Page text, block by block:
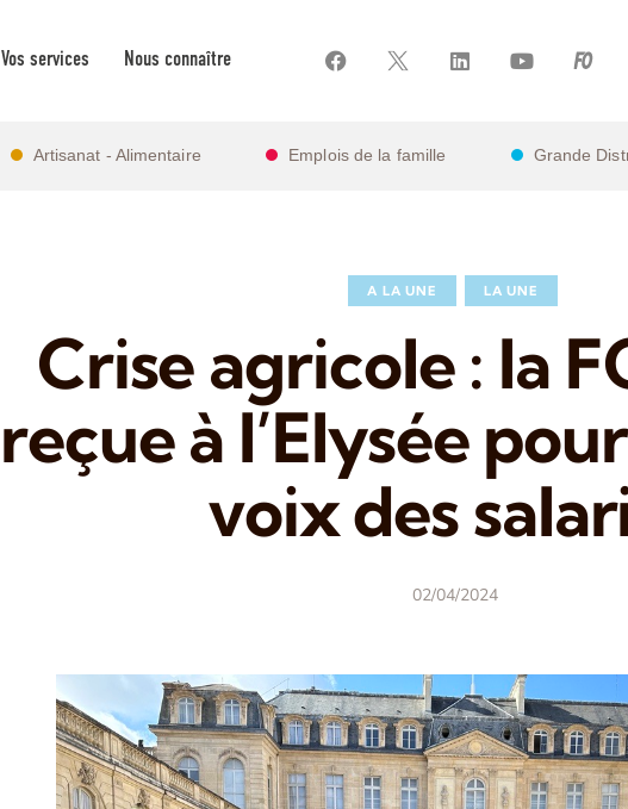
Vos services Nous connaître
Artisanat - Alimentaire Emplois de la famille Grande
A LA UNE LA UNE
Crise agricole : la
reçue à l’Elysée
voix des
02/04/2024